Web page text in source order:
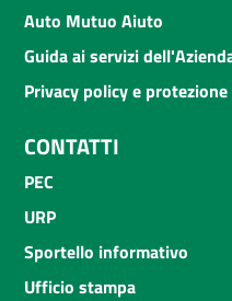
Auto Mutuo Aiuto
Guida ai servizi
Privacy policy e
CONTATTI
PEC
URP
Sportello informativo
Ufficio stampa